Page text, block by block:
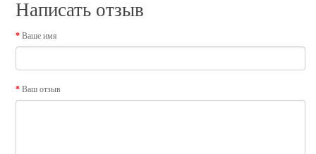
Написать отзыв
Ваше имя
Ваш отзыв